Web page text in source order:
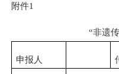
附件1
“非遗
申报人